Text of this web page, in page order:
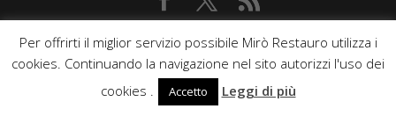
Vascellari, 19 - 00153 Roma - Web developed by:
Phasar srl & Orange Web Agency Privacy Policy
Per offrirti il miglior servizio possibile Mirò Restauro utilizza i
cookies. Continuando la navigazione nel sito autorizzi l'uso dei
cookies .
Accetto Leggi di più